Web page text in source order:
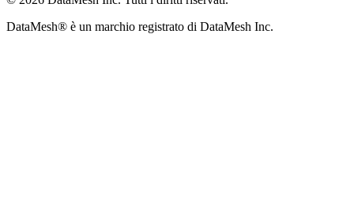
DataMesh® è un marchio registrato di DataMesh Inc.